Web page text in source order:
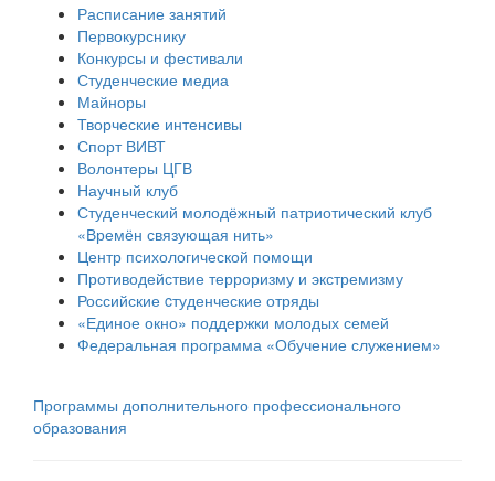
Расписание занятий
Первокурснику
Конкурсы и фестивали
Студенческие медиа
Майноры
Творческие интенсивы
Спорт ВИВТ
Волонтеры ЦГВ
Научный клуб
Студенческий молодёжный патриотический клуб
«Времён связующая нить»
Центр психологической помощи
Противодействие терроризму и экстремизму
Российские cтуденческие отряды
«Единое окно» поддержки молодых семей
Федеральная программа «Обучение служением»
Программы дополнительного профессионального
образования